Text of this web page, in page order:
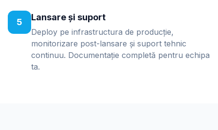
5 Lansare și suport
Deploy pe infrastructura de producție,
monitorizare post-lansare și suport tehnic
continuu. Documentație completă pentru echipa
ta.